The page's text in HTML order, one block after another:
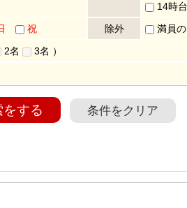
14時
祝 除外
満員
2名 3名 ）
をする 条件をクリア